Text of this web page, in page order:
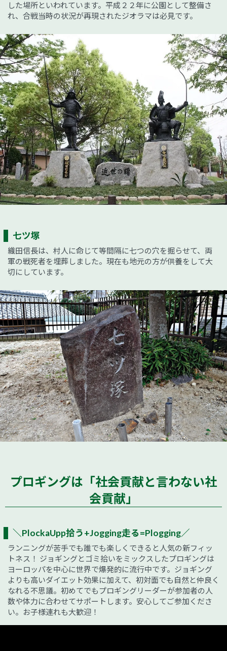
した場所といわれています。平成２２年に公園として整備さ
れ、合戦当時の状況が再現されたジオラマは必見です。
七ツ塚
織田信長は、村人に命じて等間隔に七つの穴を掘らせて、両
軍の戦死者を埋葬しました。現在も地元の方が供養をして大
切にしています。
プロギングは「社会貢献と言わない社
会貢献」
＼PlockaUpp拾う+Jogging走る=Plogging／
ランニングが苦手でも誰でも楽しくできると人気の新フィッ
トネス！ ジョギングとゴミ拾いをミックスしたプロギングは
ヨーロッパを中心に世界で爆発的に流行中です。ジョギング
よりも高いダイエット効果に加えて、初対面でも自然と仲良く
なれる不思議。初めてでもプロギングリーダーが参加者の人
数や体力に合わせてサポートします。安心してご参加くださ
い。お子様連れも大歓迎！